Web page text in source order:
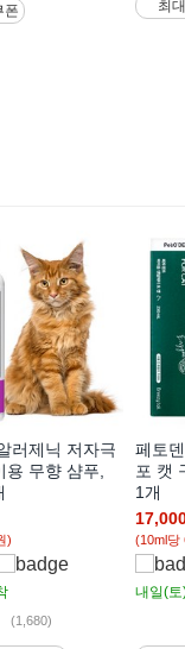
폰
최
러제닉 저자극
용 무향 샴푸,
)
(1,680)
페토
포 캣
1개
(10ml당
내일(